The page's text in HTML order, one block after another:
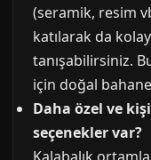
(seramik, resim
katılarak da
tanışabilirsiniz.
için doğal
Daha özel ve
seçenekler var?